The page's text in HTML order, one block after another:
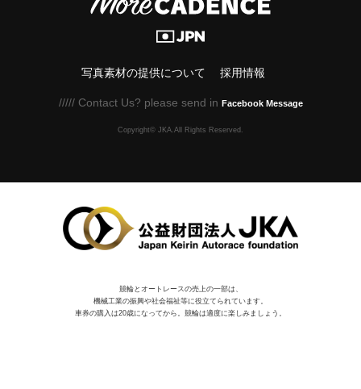
写真素材の提供について 採用情報
///// Contact Us? please send in Facebook Message
Copyright© JKA.All Rights Reserved.
競輪とオートレースの売上の一部は、
機械⼯業の振興や社会福祉等に役⽴てられています。
車券の購入は20歳になってから。競輪は適度に楽しみましょう。